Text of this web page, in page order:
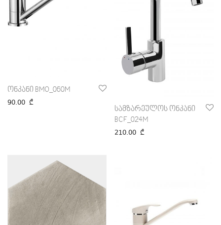
ონკანი BMO_060M
90.00 ₾
სამზარეულოს ონკანი
BCF_024M
210.00 ₾